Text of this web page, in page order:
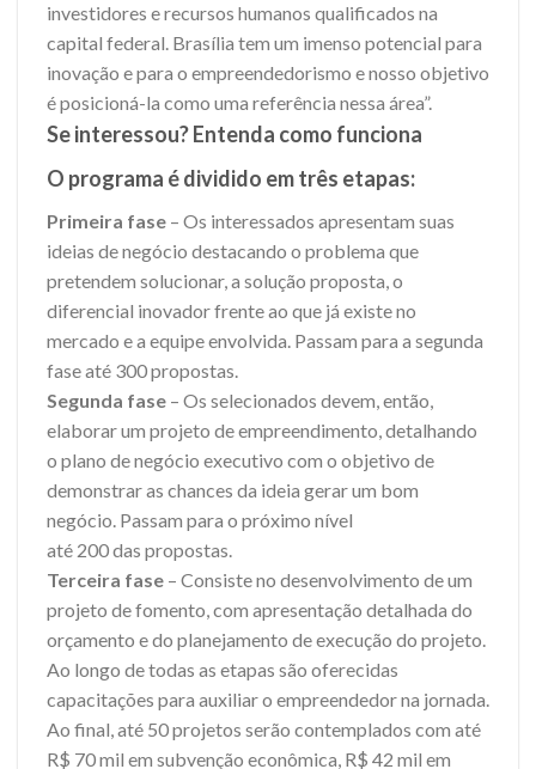
investidores e recursos humanos qualificados na
capital federal. Brasília tem um imenso potencial para
inovação e para o empreendedorismo e nosso objetivo
é posicioná-la como uma referência nessa área”.
Se interessou? Entenda como funciona
O programa é dividido em três etapas:
Primeira fase – Os interessados apresentam suas
ideias de negócio destacando o problema que
pretendem solucionar, a solução proposta, o
diferencial inovador frente ao que já existe no
mercado e a equipe envolvida. Passam para a segunda
fase até 300 propostas.
Segunda fase – Os selecionados devem, então,
elaborar um projeto de empreendimento, detalhando
o plano de negócio executivo com o objetivo de
demonstrar as chances da ideia gerar um bom
negócio. Passam para o próximo nível
até 200 das propostas.
Terceira fase – Consiste no desenvolvimento de um
projeto de fomento, com apresentação detalhada do
orçamento e do planejamento de execução do projeto.
Ao longo de todas as etapas são oferecidas
capacitações para auxiliar o empreendedor na jornada.
Ao final, até 50 projetos serão contemplados com até
R$ 70 mil em subvenção econômica, R$ 42 mil em